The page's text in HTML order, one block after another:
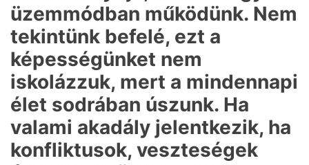
üzemmódban működünk. Nem
tekintünk befelé, ezt a
képességünket nem
iskolázzuk, mert a mindennapi
élet sodrában úszunk. Ha
valami akadály jelentkezik, ha
konfliktusok, veszteségek